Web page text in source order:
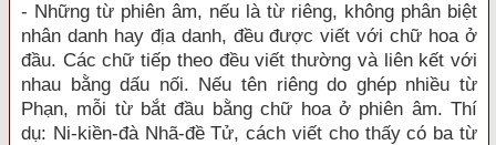
- Những từ phiên âm, nếu là từ riêng, không phân biệt
nhân danh hay địa danh, đều được viết với chữ hoa ở
đầu. Các chữ tiếp theo đều viết thường và liên kết với
nhau bằng dấu nối. Nếu tên riêng do ghép nhiều từ
Phạn, mỗi từ bắt đầu bằng chữ hoa ở phiên âm. Thí
dụ: Ni-kiền-đà Nhã-đề Tử, cách viết cho thấy có ba từ